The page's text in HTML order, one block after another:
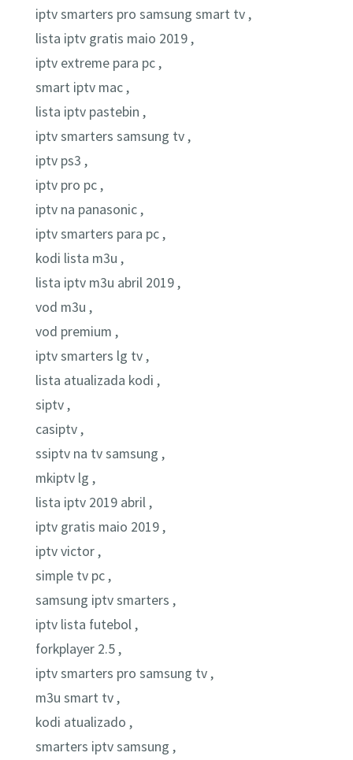
iptv smarters pro samsung smart tv ,
lista iptv gratis maio 2019 ,
iptv extreme para pc ,
smart iptv mac ,
lista iptv pastebin ,
iptv smarters samsung tv ,
iptv ps3 ,
iptv pro pc ,
iptv na panasonic ,
iptv smarters para pc ,
kodi lista m3u ,
lista iptv m3u abril 2019 ,
vod m3u ,
vod premium ,
iptv smarters lg tv ,
lista atualizada kodi ,
siptv ,
casiptv ,
ssiptv na tv samsung ,
mkiptv lg ,
lista iptv 2019 abril ,
iptv gratis maio 2019 ,
iptv victor ,
simple tv pc ,
samsung iptv smarters ,
iptv lista futebol ,
forkplayer 2.5 ,
iptv smarters pro samsung tv ,
m3u smart tv ,
kodi atualizado ,
smarters iptv samsung ,